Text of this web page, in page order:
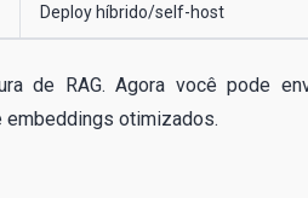
Deploy híbrido/self-host
de RAG. Agora você pode
otimizados.